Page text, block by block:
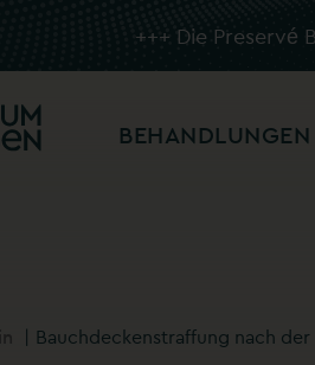
+++ Die Preservé
BEHANDLUNGEN
Bauchdeckenstraffung nach